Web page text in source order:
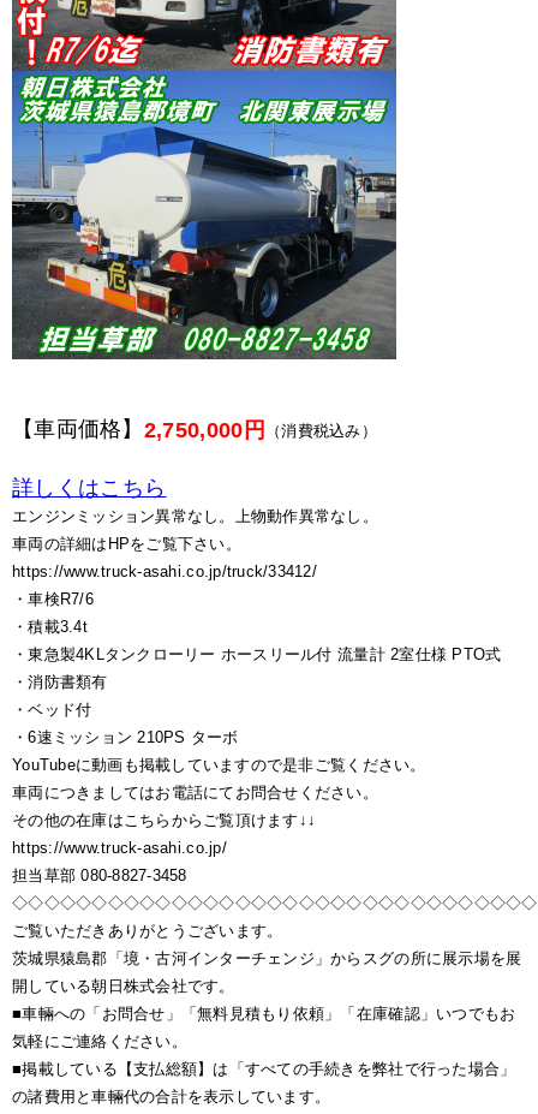
【車両価格】 2,750,000円 （消費税込み）
詳しくはこちら
エンジンミッション異常なし。上物動作異常なし。
車両の詳細はHPをご覧下さい。
https://www.truck-asahi.co.jp/truck/33412/
・車検R7/6
・積載3.4t
・東急製4KLタンクローリー ホースリール付 流量計 2室仕様 PTO式
・消防書類有
・ベッド付
・6速ミッション 210PS ターボ
YouTubeに動画も掲載していますので是非ご覧ください。
車両につきましてはお電話にてお問合せください。
その他の在庫はこちらからご覧頂けます↓↓
https://www.truck-asahi.co.jp/
担当草部 080-8827-3458
ご覧いただきありがとうございます。
茨城県猿島郡「境・古河インターチェンジ」からスグの所に展示場を展
開している朝日株式会社です。
■車輛への「お問合せ」「無料見積もり依頼」「在庫確認」いつでもお
気軽にご連絡ください。
■掲載している【支払総額】は「すべての手続きを弊社で行った場合」
の諸費用と車輛代の合計を表示しています。